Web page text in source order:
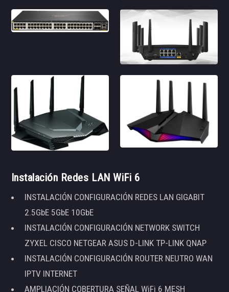
Instalación Redes LAN WiFi 6
INSTALACIÓN CONFIGURACIÓN REDES LAN GIGABIT
2.5GbE 5GbE 10GbE
INSTALACIÓN CONFIGURACIÓN NETWORK SWITCH
ZYXEL CISCO NETGEAR ASUS D-LINK TP-LINK QNAP
INSTALACIÓN CONFIGURACIÓN ROUTER NEUTRO WAN
IPTV INTERNET
AMPLIACIÓN COBERTURA SEÑAL WiFi 6 MESH